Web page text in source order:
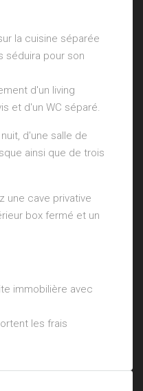
la cuisine séparée
séduira pour son
d'un living
et d'un WC séparé.
d'une salle de
ainsi que de trois
une cave privative
box fermé et un
immobilière avec
les frais